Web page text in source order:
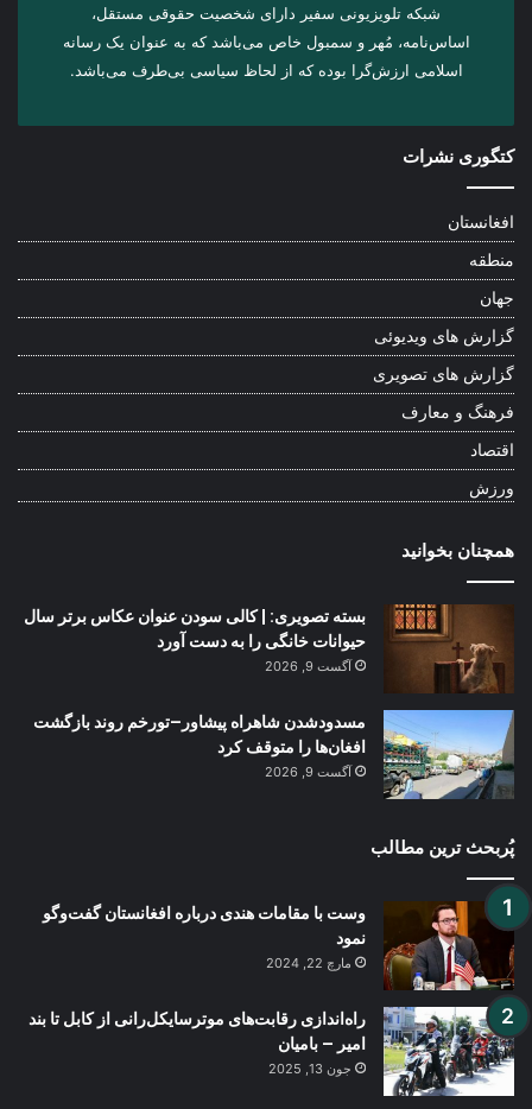
شبکه تلویزیونی سفیر دارای شخصیت حقوقی مستقل،
اساس‌نامه، مُهر و سمبول خاص می‌باشد که به عنوان یک رسانه
اسلامی ارزش‌گرا بوده که از لحاظ سیاسی بی‌طرف می‌باشد.
کتگوری نشرات
افغانستان
منطقه
جهان
گزارش های ویدیوئی
گزارش های تصویری
فرهنگ و معارف
اقتصاد
ورزش
همچنان بخوانید
بسته تصویری: | کالی سودن عنوان عکاس برتر سال
حیوانات خانگی را به دست آورد
آگست 9, 2026
مسدودشدن شاهراه پیشاور–تورخم روند بازگشت
افغان‌ها را متوقف کرد
آگست 9, 2026
پُربحث ترین مطالب
وست با مقامات هندی درباره افغانستان گفت‌و‌گو
نمود
مارچ 22, 2024
راه‌اندازی رقابت‌های موترسایکل‌رانی از کابل تا بند
امیر – بامیان
جون 13, 2025